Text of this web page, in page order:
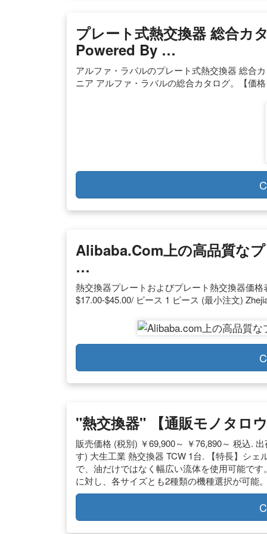
プレート式熱交換器 総合カ
Powered By …
アルファ・ラバルのプレート式熱交換器 総合
ニア アルファ・ラバルの総合カタログ。【価
Alibaba.com上の高品質な
…
熱交換器プレートおよびプレート熱交換器価
$17.00-$45.00/ ピース 1 ピース (最小注文)
"熱交換器" 【通販モノタロ
販売価格 (税別) ￥69,900～ ￥76,890～ 税込.
す) 大生工業 熱交換器 TCW 1台. 【特長】シ
で、油だけではなく幅広い流体を使用可能で
に対し、各サイズとも2種類の機種選択が可能